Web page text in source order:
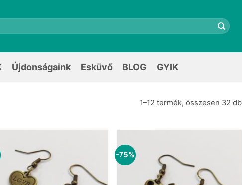
Újdonságaink Esküvő BLOG GYIK
1–12 termék, összesen 32 db
-75%